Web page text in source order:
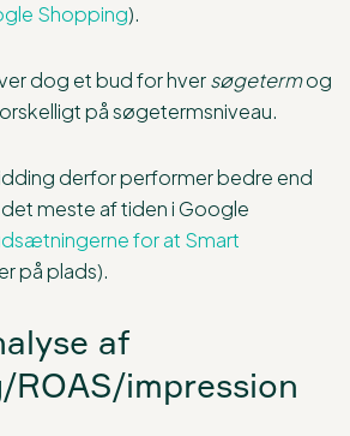
Shopping).
dog et bud for hversøgetermog
på søgetermsniveau.
derfor performer bedre end
meste af tiden i Google
for at Smart
på plads).
af
impression